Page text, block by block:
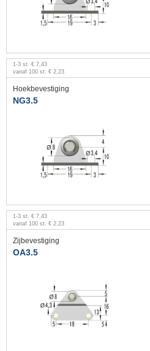
1 -3 st. € 7,43
vanaf 100 st. € 2,23
Hoekbevestiging
NG3.5
1 -3 st. € 7,43
vanaf 100 st. € 2,23
Zijbevestiging
OA3.5